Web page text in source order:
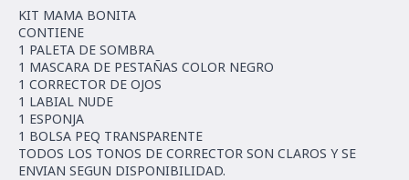
KIT MAMA BONITA
CONTIENE
1 PALETA DE SOMBRA
1 MASCARA DE PESTAÑAS COLOR NEGRO
1 CORRECTOR DE OJOS
1 LABIAL NUDE
1 ESPONJA
1 BOLSA PEQ TRANSPARENTE
TODOS LOS TONOS DE CORRECTOR SON CLAROS Y SE
ENVIAN SEGUN DISPONIBILIDAD.